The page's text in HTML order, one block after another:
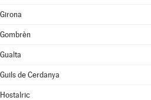
Girona
Gombrèn
Gualta
Guils de Cerdanya
Hostalric